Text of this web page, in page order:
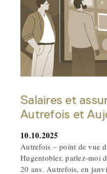
Salaires et
Autrefois et
10.10.2025
Autrefois – point de vue
Hugentobler, parlez-moi
20 ans. Autrefois, en